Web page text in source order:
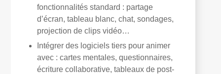
fonctionnalités standard : partage
d’écran, tableau blanc, chat, sondages,
projection de clips vidéo…
Intégrer des logiciels tiers pour animer
avec : cartes mentales, questionnaires,
écriture collaborative, tableaux de post-